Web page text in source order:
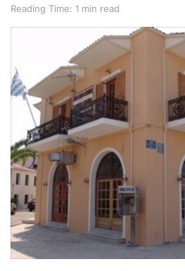
Reading Time: 1 min read